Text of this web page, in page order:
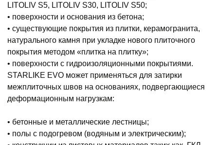
LITOLIV S5, LITOLIV S30, LITOLIV S50;
• поверхности и основания из бетона;
• существующие покрытия из плитки, керамогранита,
натурального камня при укладке нового плиточного
покрытия методом «плитка на плитку»;
• поверхности с гидроизоляционными покрытиями.
STARLIKE EVO может применяться для затирки
межплиточных швов на основаниях, подвергающиеся
деформационным нагрузкам:
• бетонные и металлические лестницы;
• полы с подогревом (водяным и электрическим);